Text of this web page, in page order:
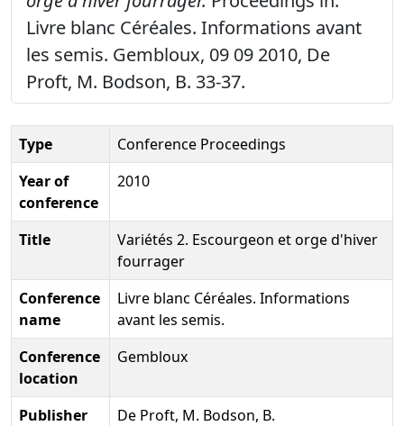
Livre blanc Céréales. Informations avant
les semis. Gembloux, 09 09 2010, De
Proft, M. Bodson, B. 33-37.
Type
Conference Proceedings
Year of
conference
2010
Title
Variétés 2. Escourgeon et orge d'hiver
fourrager
Conference
name
Livre blanc Céréales. Informations
avant les semis.
Conference
location
Gembloux
Publisher
De Proft, M. Bodson, B.